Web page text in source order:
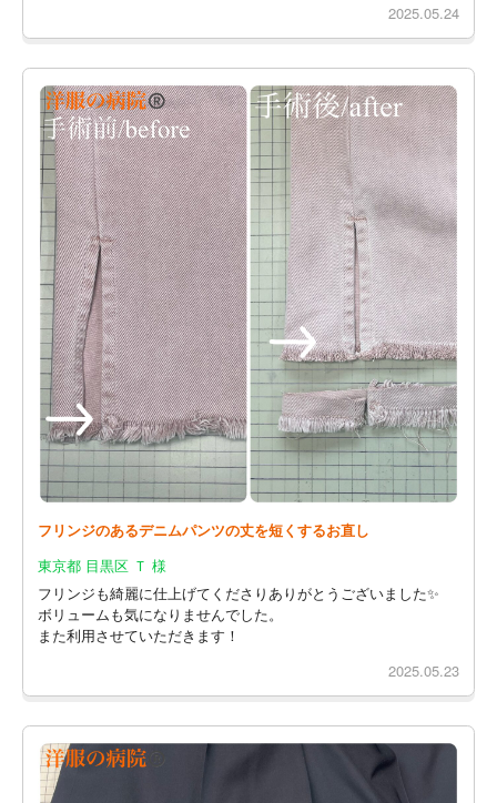
2025.05.24
フリンジのあるデニムパンツの丈を短くするお直し
東京都 目黒区 Ｔ 様
フリンジも綺麗に仕上げてくださりありがとうございました✨
ボリュームも気になりませんでした。
また利用させていただきます！
2025.05.23